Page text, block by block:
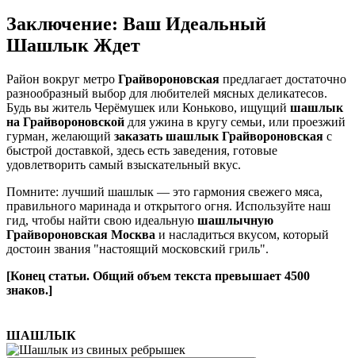
Заключение: Ваш Идеальный
Шашлык Ждет
Район вокруг метро Грайвороновская предлагает достаточно
разнообразный выбор для любителей мясных деликатесов.
Будь вы житель Черёмушек или Коньково, ищущий шашлык
на Грайвороновской для ужина в кругу семьи, или проезжий
гурман, желающий заказать шашлык Грайвороновская с
быстрой доставкой, здесь есть заведения, готовые
удовлетворить самый взыскательный вкус.
Помните: лучший шашлык — это гармония свежего мяса,
правильного маринада и открытого огня. Используйте наш
гид, чтобы найти свою идеальную шашлычную
Грайвороновская Москва и насладиться вкусом, который
достоин звания "настоящий московский гриль".
[Конец статьи. Общий объем текста превышает 4500
знаков.]
ШАШЛЫК